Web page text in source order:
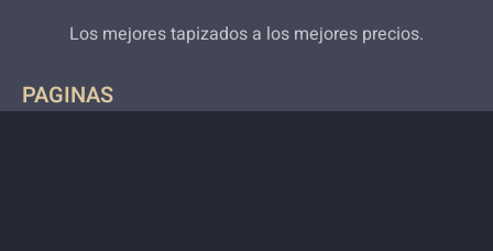
Los mejores tapizados a los mejores precios.
PAGINAS